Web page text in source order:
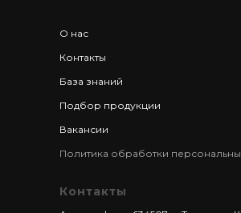
О нас
Контакты
База знаний
Подбор продукции
Вакансии
Политика обработки
Контакты